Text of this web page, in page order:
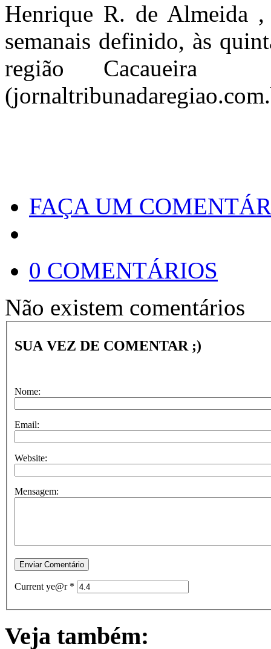
Henrique R. de Almeida
semanais definido, às
região
FAÇA UM
0 COMENTÁRIOS
Não existem comentários
SUA VEZ DE COMENTAR ;)
Nome:
Email:
Website:
Mensagem:
Current ye@r *
Veja também: